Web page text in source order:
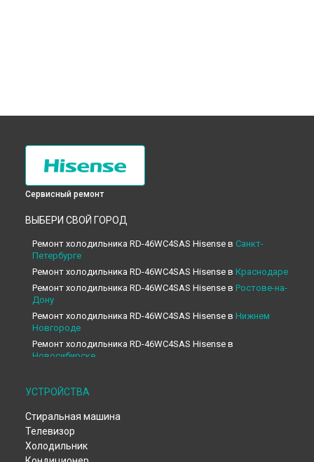
Сервисный ремонт
ВЫБЕРИ СВОЙ ГОРОД
Ремонт холодильника RD-46WC4SAS Hisense в Санкт-
Петербурге
Ремонт холодильника RD-46WC4SAS Hisense в Краснодаре
Ремонт холодильника RD-46WC4SAS Hisense в Ростове-на-
Дону
Ремонт холодильника RD-46WC4SAS Hisense в Нижнем
Новгороде
Ремонт холодильника RD-46WC4SAS Hisense в
Новосибирске
Ремонт холодильника RD-46WC4SAS Hisense в
Ремонт холодильника RD-46WC4SAS Hisense в
Ремонт холодильника RD-46WC4SAS Hisense в
Ремонт холодильника RD-46WC4SAS Hisense в
УСТРОЙСТВА
Стиральная машина
Телевизор
Холодильник